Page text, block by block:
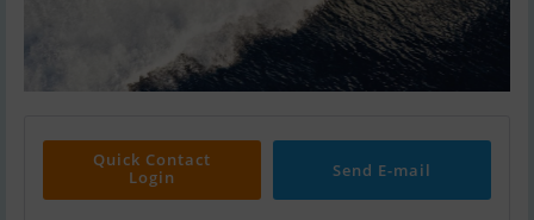
Quick Contact
Login
Send E-mail